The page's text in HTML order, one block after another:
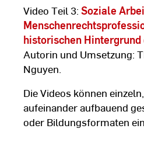
Video Teil 3: Soziale
historischen
Autorin und Umsetzung:
Nguyen.
Die Videos können
aufeinander aufbauend
oder Bildungsformaten